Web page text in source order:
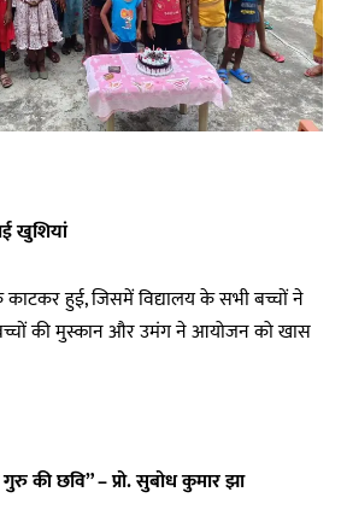
खुशियां
हुई, जिसमें विद्यालय के सभी बच्चों ने
बच्चों की मुस्कान और उमंग ने आयोजन को खास
की छवि” – प्रो. सुबोध कुमार झा